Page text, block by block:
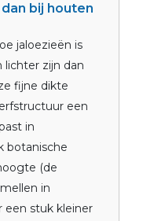
bij houten
jaloezieën is
zijn dan
fijne dikte
een
in
botanische
(de
in
een stuk kleiner